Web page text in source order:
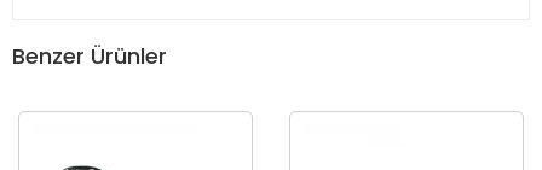
Benzer Ürünler